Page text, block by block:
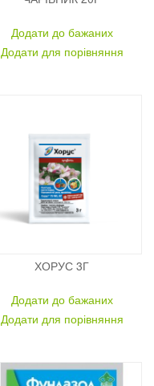
Додати до бажаних
Додати для порівняння
ХОРУС 3Г
Додати до бажаних
Додати для порівняння